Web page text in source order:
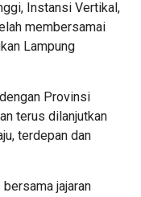
Instansi Vertikal,
membersamai
Lampung
Provinsi
terus dilanjutkan
terdepan dan
jajaran